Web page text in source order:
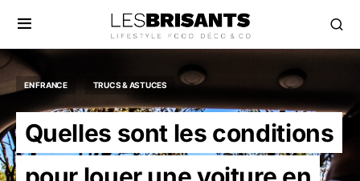
EN FRANCE TRUCS & ASTUCES
Quelles sont les conditions